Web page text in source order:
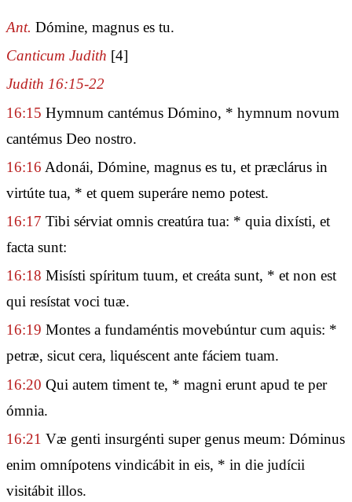
Ant. Dómine, magnus es tu.
Canticum Judith [4]
Judith 16:15-22
16:15 Hymnum cantémus Dómino, * hymnum novum
cantémus Deo nostro.
16:16 Adonái, Dómine, magnus es tu, et præclárus in
virtúte tua, * et quem superáre nemo potest.
16:17 Tibi sérviat omnis creatúra tua: * quia dixísti, et
facta sunt:
16:18 Misísti spíritum tuum, et creáta sunt, * et non est
qui resístat voci tuæ.
16:19 Montes a fundaméntis movebúntur cum aquis: *
petræ, sicut cera, liquéscent ante fáciem tuam.
16:20 Qui autem timent te, * magni erunt apud te per
ómnia.
16:21 Væ genti insurgénti super genus meum: Dóminus
enim omnípotens vindicábit in eis, * in die judícii
visitábit illos.